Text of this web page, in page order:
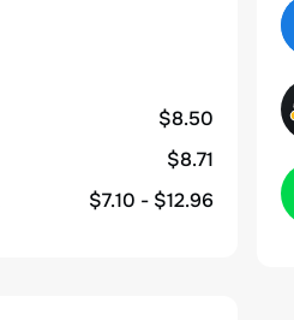
$8.50
$8.71
$7.10 - $12.96